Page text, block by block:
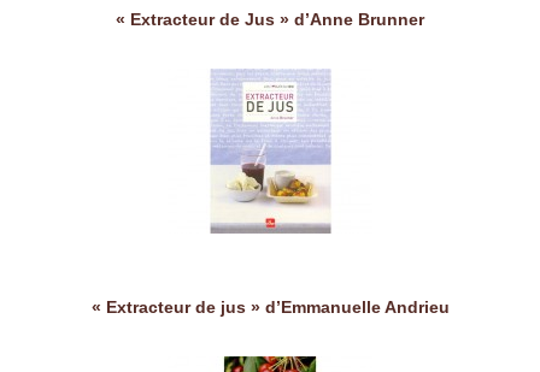
« Extracteur de Jus » d’Anne Brunner
« Extracteur de jus » d’Emmanuelle Andrieu